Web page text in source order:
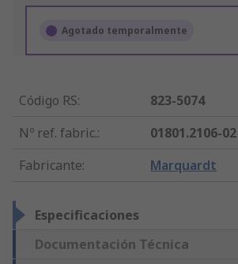
Agotado temporalmente
Código RS:
823-5074
Nº ref. fabric.:
01801.2106-02
Fabricante: Marquardt
Especificaciones
Documentación Técnica